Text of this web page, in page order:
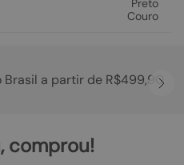
Preto
Couro
a partir de R$499,90
comprou!